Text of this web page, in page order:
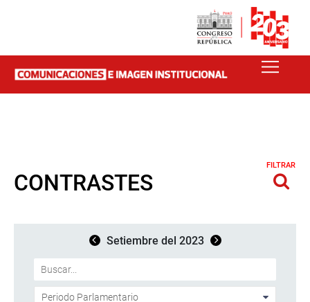
CONTRASTES
FILTRAR
Setiembre del 2023